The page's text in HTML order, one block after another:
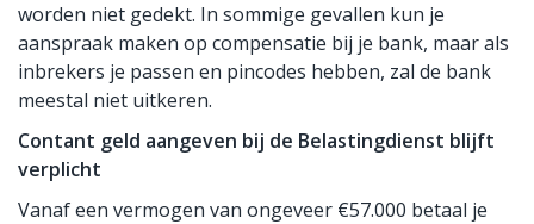
worden niet gedekt. In sommige gevallen kun je
aanspraak maken op compensatie bij je bank, maar als
inbrekers je passen en pincodes hebben, zal de bank
meestal niet uitkeren.
Contant geld aangeven bij de Belastingdienst blijft
verplicht
Vanaf een vermogen van ongeveer €57.000 betaal je